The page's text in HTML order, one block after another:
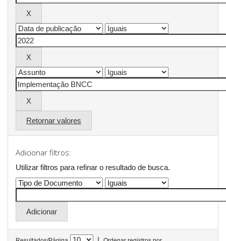
Retornar valores
Adicionar filtros:
Utilizar filtros para refinar o resultado de busca.